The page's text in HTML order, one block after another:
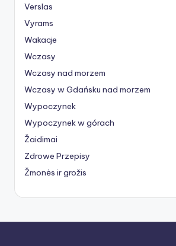
Verslas
Vyrams
Wakacje
Wczasy
Wczasy nad morzem
Wczasy w Gdańsku nad morzem
Wypoczynek
Wypoczynek w górach
Žaidimai
Zdrowe Przepisy
Žmonės ir grožis